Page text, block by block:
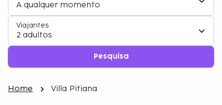
A qualquer momento
Viajantes
2 adultos
Pesquisa
Home Villa Pitiana